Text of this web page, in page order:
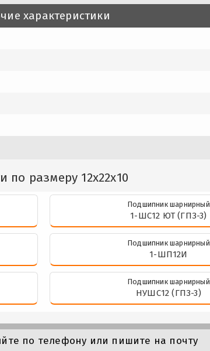
характеристики
по размеру 12x22x10
Подшипник шарнирный
1-ШС12 ЮТ (ГПЗ-3)
Подшипник шарнирный
1-ШП12И
Подшипник шарнирный
НУШС12 (ГПЗ-3)
по телефону или пишите на почту